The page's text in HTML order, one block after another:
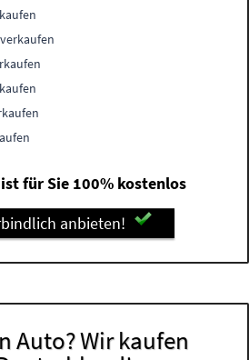
für Sie 100% kostenlos
anbieten!
Auto? Wir kaufen